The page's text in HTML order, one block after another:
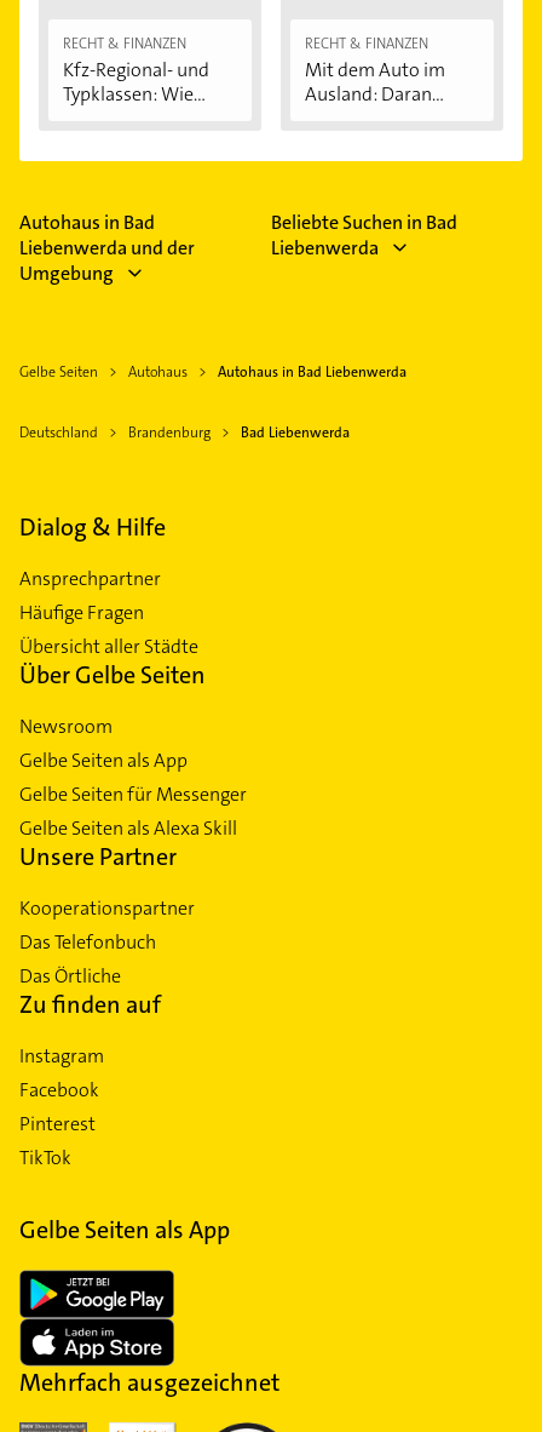
RECHT & FINANZEN
Kfz-Regional- und
Typklassen: Wie...
RECHT & FINANZEN
Mit dem Auto im
Ausland: Daran...
Autohaus in Bad
Liebenwerda und der
Umgebung
Beliebte Suchen in Bad
Liebenwerda
Gelbe Seiten Autohaus Autohaus in Bad Liebenwerda
Deutschland Brandenburg Bad Liebenwerda
Dialog & Hilfe
Ansprechpartner
Häufige Fragen
Übersicht aller Städte
Über Gelbe Seiten
Newsroom
Gelbe Seiten als App
Gelbe Seiten für Messenger
Gelbe Seiten als Alexa Skill
Unsere Partner
Kooperationspartner
Das Telefonbuch
Das Örtliche
Zu finden auf
Instagram
Facebook
Pinterest
TikTok
Gelbe Seiten als App
Mehrfach ausgezeichnet